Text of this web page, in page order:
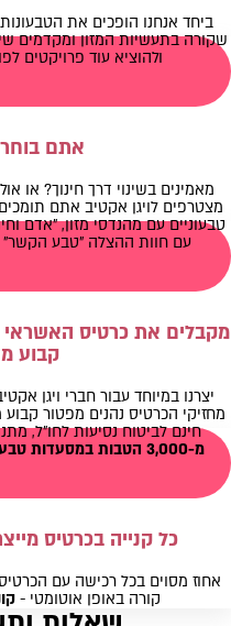
ביחד אנחנו הופכים את
שקורה בתעשיות המזון ומקדמים
ולהוציא עוד פרויקטים
אתם
מאמינים בשינוי דרך חינוך? או
מצטרפים לויגן אקטיב אתם
טבעוניים עם מהנדסי מזון, "אדם
עם חוות ההצלה "טבע הקשר"
מקבלים את כרטיס האשראי
קבוע
יצרנו במיוחד עבור חברי ויגן
חינם לביטוח נסיעות לחו"ל, מתנת
מ-3,000 הטבות במסעדות טבעוניות, סופרים, ביגוד, אטרקציות ועוד!
כל קנייה בכרטיס
אחוז מסוים בכל רכישה עם
קורה באופן אוטומטי -